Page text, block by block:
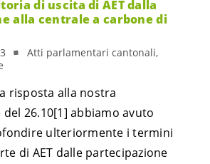
di uscita di AET dalla
alla centrale a carbone di
Atti parlamentari cantonali,
risposta alla nostra
26.10[1] abbiamo avuto
ulteriormente i termini
di AET dalle partecipazione